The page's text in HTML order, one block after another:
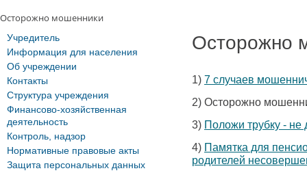
Осторожно мошенники
Осторожно
1) 7 случаев
2) Осторожно
3) Положи трубку - не
4) Памятка для
родителей
Учредитель
Информация для населения
Об учреждении
Контакты
Структура учреждения
Финансово-хозяйственная
деятельность
Контроль, надзор
Нормативные правовые акты
Защита персональных данных